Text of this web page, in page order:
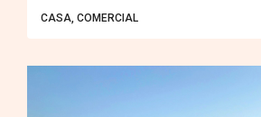
CASA, COMERCIAL